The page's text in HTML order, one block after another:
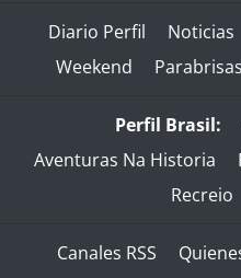
Diario Perfil Noticias
Weekend
Parabrisas
Perfil Brasil:
Aventuras Na Historia
Recreio
Canales RSS